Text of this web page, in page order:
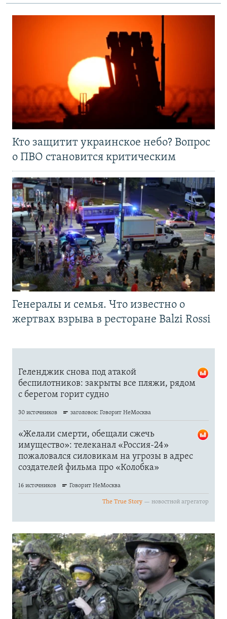
Кто защитит украинское небо? Вопрос
о ПВО становится критическим
Генералы и семья. Что известно о
жертвах взрыва в ресторане Balzi Rossi